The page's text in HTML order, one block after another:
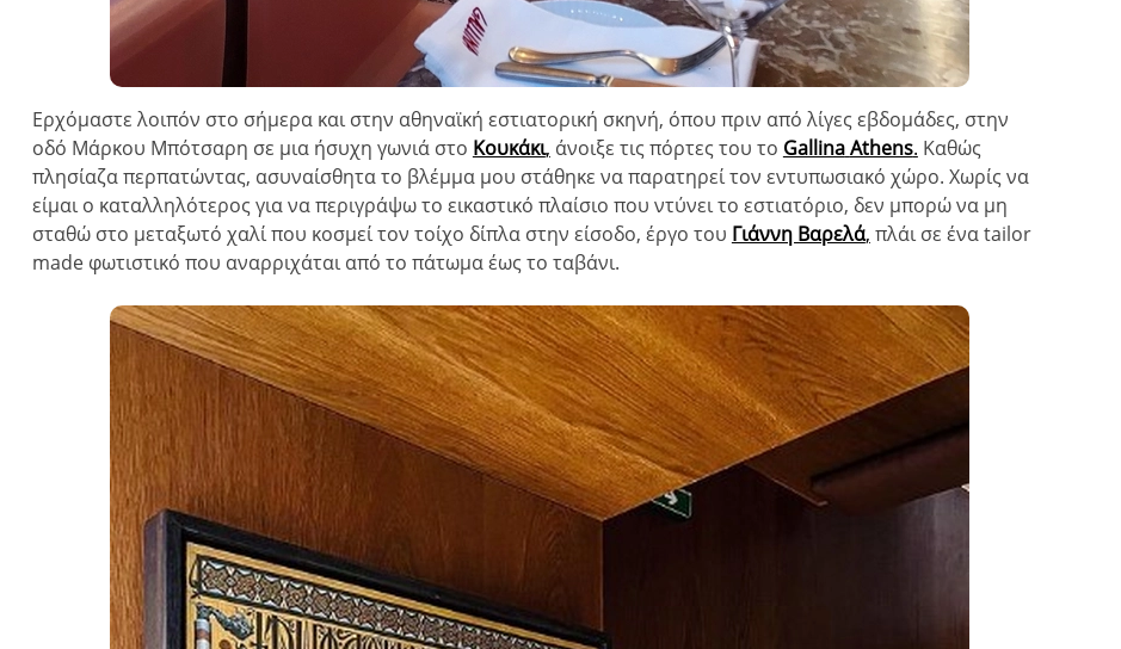
Ερχόμαστε λοιπόν στο σήμερα και στην αθηναϊκή εστιατορική σκηνή, όπου πριν από λίγες εβδομάδες, στην
οδό Μάρκου Μπότσαρη σε μια ήσυχη γωνιά στο Κουκάκι, άνοιξε τις πόρτες του το GallinaAthens. Καθώς
πλησίαζα περπατώντας, ασυναίσθητα το βλέμμα μου στάθηκε να παρατηρεί τον εντυπωσιακό χώρο. Χωρίς να
είμαι ο καταλληλότερος για να περιγράψω το εικαστικό πλαίσιο που ντύνει το εστιατόριο, δεν μπορώ να μη
σταθώ στο μεταξωτό χαλί που κοσμεί τον τοίχο δίπλα στην είσοδο, έργο του Γιάννη Βαρελά, πλάι σε ένα tailor
made φωτιστικό που αναρριχάται από το πάτωμα έως το ταβάνι.